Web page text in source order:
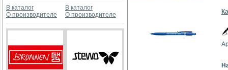
В каталог
О производителе
В каталог
О производителе